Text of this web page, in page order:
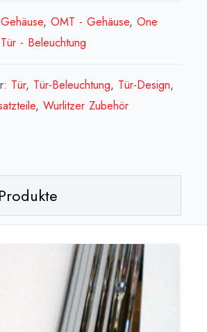
gerade
Bubble
plate,
down
gauche
Gehäuse,OMT - Gehäuse,One
Tür - Beleuchtung
Tür, Tür-Beleuchtung, Tür-Design,
,Wurlitzer Zubehör